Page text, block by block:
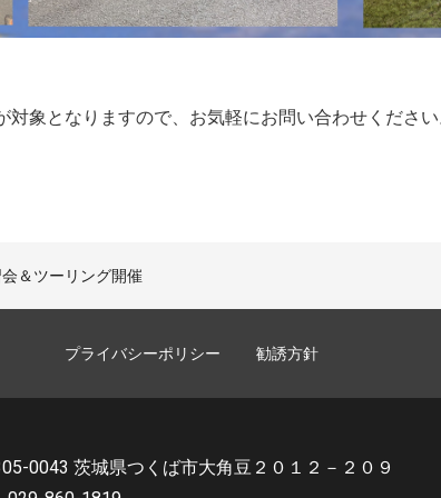
対象となりますので、お気軽にお問い合わせくださ
＆ツーリング開催
プライバシーポリシー 勧誘方針
0043 茨城県つくば市大角豆２０１２－２０９